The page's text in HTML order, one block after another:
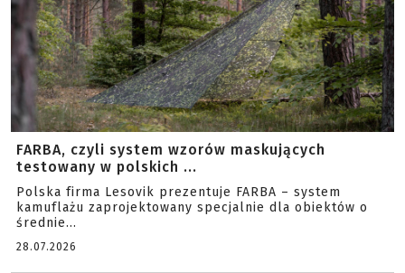
FARBA, czyli system wzorów maskujących
testowany w polskich ...
Polska firma Lesovik prezentuje FARBA – system
kamuflażu zaprojektowany specjalnie dla obiektów o
średnie...
28.07.2026